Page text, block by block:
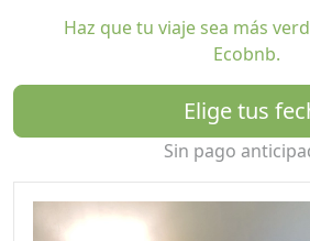
Nuestra empresa está ubicada en
minutos del pueblo de Cicogna.
como al pequeño camping agrícola
acceder a pie.
Aquí se llama “patio” a un
del centro habitado, donde vivían
con sus animales; En comparación
Haz que tu viaje sea más
Ecobnb.
Elige tus
Sin pago